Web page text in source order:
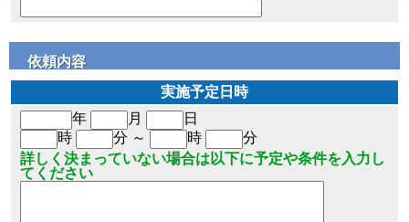
依頼内容
実施予定日時
年
月
日
時
分 ～ 時
分
詳しく決まっていない場合は以下に予定や条件を入力し
てください